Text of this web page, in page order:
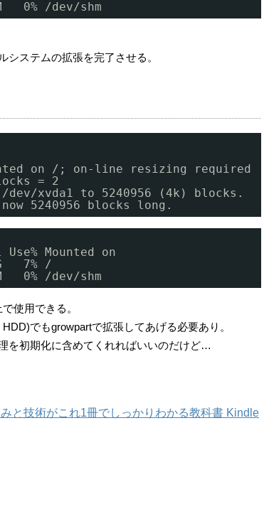
0% /dev/shm
ステムの拡張を完了させる。
on /; on-line resizing required
= 2
/dev/xvda1
to 5240956 (4k) blocks.
5240956 blocks long.
Mounted on
7% /
0% /dev/shm
使用できる。
でもgrowpartで拡張してあげる必要あり。
を初期化に含めてくれればいいのだけど…
と技術がこれ1冊でしっかりわかる教科書 Kindle